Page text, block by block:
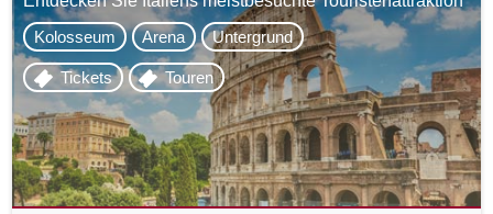
Kolosseum
Arena Untergrund
Tickets Touren